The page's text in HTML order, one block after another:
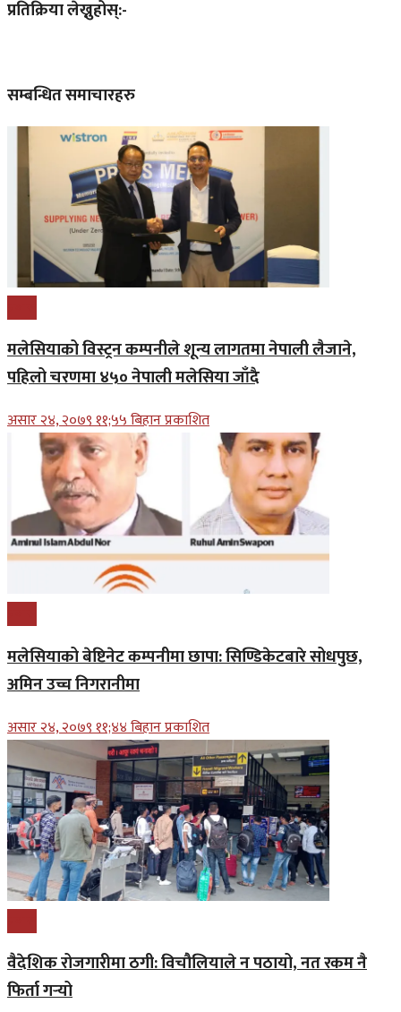
प्रतिक्रिया लेख्नुहोस्:-
सम्बन्धित समाचारहरु
मलेसियाको विस्ट्रन कम्पनीले शून्य लागतमा नेपाली लैजाने,
पहिलो चरणमा ४५० नेपाली मलेसिया जाँदै
असार २४, २०७९ ११;५५ बिहान प्रकाशित
मलेसियाको बेष्टिनेट कम्पनीमा छापा: सिण्डिकेटबारे सोधपुछ,
अमिन उच्च निगरानीमा
असार २४, २०७९ ११;४४ बिहान प्रकाशित
वैदेशिक रोजगारीमा ठगी: विचौलियाले न पठायो, नत रकम नै
फिर्ता गर्‍यो